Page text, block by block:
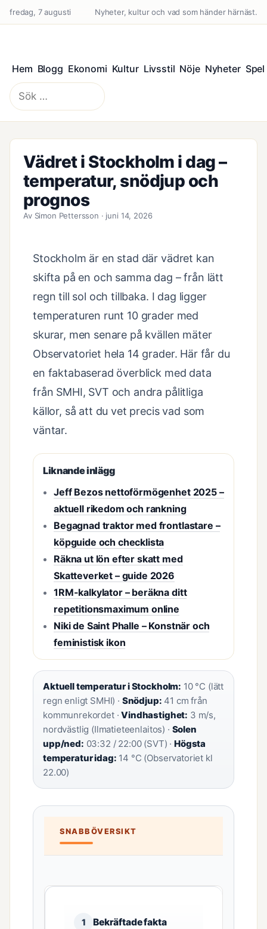
fredag, 7 augusti Nyheter, kultur och vad som händer härnäst.
Hem Blogg Ekonomi Kultur Livsstil Nöje Nyheter Spel
Sök
efter:
Vädret i Stockholm i dag –
temperatur, snödjup och
prognos
Av Simon Pettersson · juni 14, 2026
Stockholm är en stad där vädret kan
skifta på en och samma dag – från lätt
regn till sol och tillbaka. I dag ligger
temperaturen runt 10 grader med
skurar, men senare på kvällen mäter
Observatoriet hela 14 grader. Här får du
en faktabaserad överblick med data
från SMHI, SVT och andra pålitliga
källor, så att du vet precis vad som
väntar.
Liknande inlägg
Jeff Bezos nettoförmögenhet 2025 –
aktuell rikedom och rankning
Begagnad traktor med frontlastare –
köpguide och checklista
Räkna ut lön efter skatt med
Skatteverket – guide 2026
1RM-kalkylator – beräkna ditt
repetitionsmaximum online
Niki de Saint Phalle – Konstnär och
feministisk ikon
Aktuell temperatur i Stockholm: 10 °C (lätt
regn enligt SMHI) · Snödjup: 41 cm från
kommunrekordet ·Vindhastighet: 3 m/s,
nordvästlig (Ilmatieteenlaitos) · Solen
upp/ned: 03:32 / 22:00 (SVT) ·Högsta
temperatur idag: 14 °C (Observatoriet kl
22.00)
SNABBÖVERSIKT
1 Bekräftade fakta